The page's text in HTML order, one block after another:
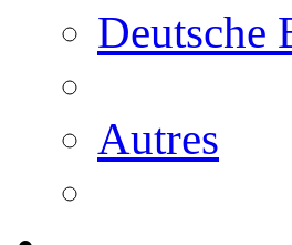
Deutsche
Autres